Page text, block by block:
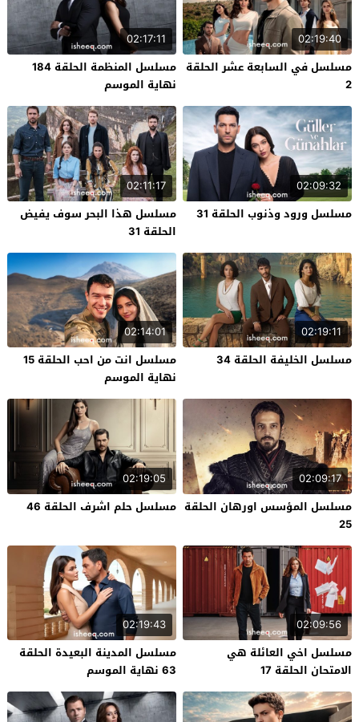
02:19:40
مسلسل في السابعة عشر الحلقة
2
02:17:11
مسلسل المنظمة الحلقة 184
نهاية الموسم
02:09:32
مسلسل ورود وذنوب الحلقة 31
02:11:17
مسلسل هذا البحر سوف يفيض
الحلقة 31
02:19:11
مسلسل الخليفة الحلقة 34
02:14:01
مسلسل انت من احب الحلقة 15
نهاية الموسم
02:09:17
مسلسل المؤسس اورهان الحلقة
25
02:19:05
مسلسل حلم اشرف الحلقة 46
02:09:56
مسلسل اخي العائلة هي
الامتحان الحلقة 17
02:19:43
مسلسل المدينة البعيدة الحلقة
63 نهاية الموسم